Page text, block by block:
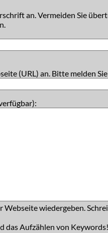
an. Vermeiden Sie
(URL) an. Bitte melden
Webseite wiedergeben.
das Aufzählen von Keywords!